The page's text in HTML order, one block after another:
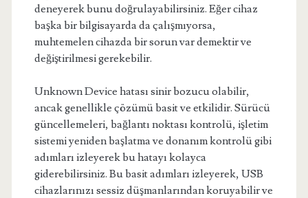
deneyerek bunu doğrulayabilirsiniz. Eğer cihaz
başka bir bilgisayarda da çalışmıyorsa,
muhtemelen cihazda bir sorun var demektir ve
değiştirilmesi gerekebilir.
Unknown Device hatası sinir bozucu olabilir,
ancak genellikle çözümü basit ve etkilidir. Sürücü
güncellemeleri, bağlantı noktası kontrolü, işletim
sistemi yeniden başlatma ve donanım kontrolü gibi
adımları izleyerek bu hatayı kolayca
giderebilirsiniz. Bu basit adımları izleyerek, USB
cihazlarınızı sessiz düşmanlarından koruyabilir ve